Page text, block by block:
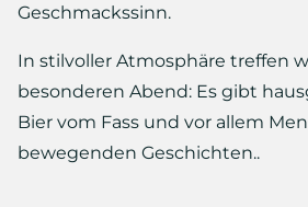
Geschmackssinn.
In stilvoller Atmosphäre treffen
besonderen Abend: Es gibt
Bier vom Fass und vor allem
bewegenden Geschichten..